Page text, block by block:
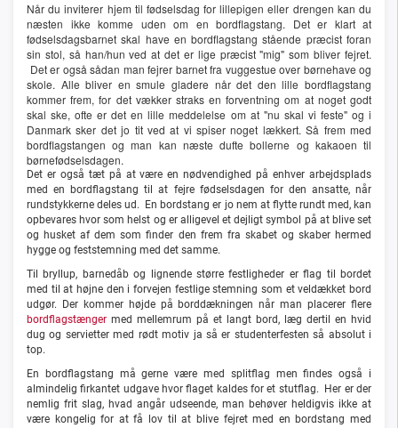
Når du inviterer hjem til fødselsdag for lillepigen eller drengen kan du
næsten ikke komme uden om en bordflagstang. Det er klart at
fødselsdagsbarnet skal have en bordflagstang stående præcist foran
sin stol, så han/hun ved at det er lige præcist "mig" som bliver fejret.
Det er også sådan man fejrer barnet fra vuggestue over børnehave og
skole. Alle bliver en smule gladere når det den lille bordflagstang
kommer frem, for det vækker straks en forventning om at noget godt
skal ske, ofte er det en lille meddelelse om at "nu skal vi feste" og i
Danmark sker det jo tit ved at vi spiser noget lækkert. Så frem med
bordflagstangen og man kan næste dufte bollerne og kakaoen til
børnefødselsdagen.
Det er også tæt på at være en nødvendighed på enhver arbejdsplads
med en bordflagstang til at fejre fødselsdagen for den ansatte, når
rundstykkerne deles ud. En bordstang er jo nem at flytte rundt med, kan
opbevares hvor som helst og er alligevel et dejligt symbol på at blive set
og husket af dem som finder den frem fra skabet og skaber hermed
hygge og feststemning med det samme.
Til bryllup, barnedåb og lignende større festligheder er flag til bordet
med til at højne den i forvejen festlige stemning som et veldækket bord
udgør. Der kommer højde på borddækningen når man placerer flere
bordflagstænger med mellemrum på et langt bord, læg dertil en hvid
dug og servietter med rødt motiv ja så er studenterfesten så absolut i
top.
En bordflagstang må gerne være med splitflag men findes også i
almindelig firkantet udgave hvor flaget kaldes for et stutflag. Her er der
nemlig frit slag, hvad angår udseende, man behøver heldigvis ikke at
være kongelig for at få lov til at blive fejret med en bordstang med